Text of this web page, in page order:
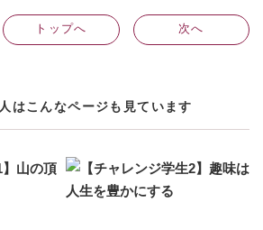
トップへ 次へ
はこんなページも見ています